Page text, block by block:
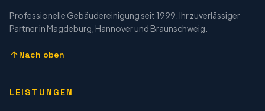
Professionelle Gebäudereinigung seit 1999. Ihr zuverlässiger
Partner in Magdeburg, Hannover und Braunschweig.
Nach oben
LEISTUNGEN